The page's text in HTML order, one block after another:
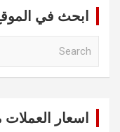
ابحث في
اسعار العملات